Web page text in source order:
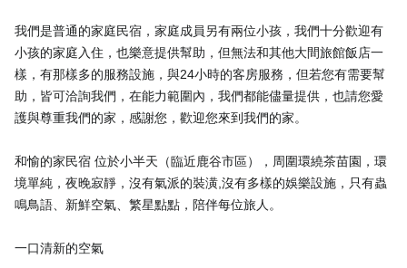
我們是普通的家庭民宿，家庭成員另有兩位小孩，我們十分歡迎有
小孩的家庭入住，也樂意提供幫助，但無法和其他大間旅館飯店一
樣，有那樣多的服務設施，與24小時的客房服務，但若您有需要幫
助，皆可洽詢我們，在能力範圍內，我們都能儘量提供，也請您愛
護與尊重我們的家，感謝您，歡迎您來到我們的家。
和愉的家民宿 位於小半天（臨近鹿谷市區），周圍環繞茶苗園，環
境單純，夜晚寂靜，沒有氣派的裝潢,沒有多樣的娛樂設施，只有蟲
鳴鳥語、新鮮空氣、繁星點點，陪伴每位旅人。
一口清新的空氣